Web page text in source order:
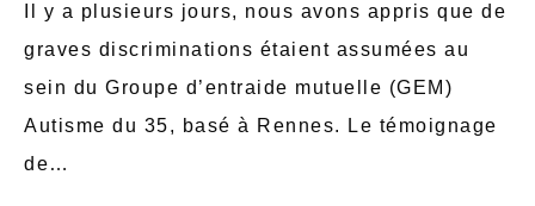
Il y a plusieurs jours, nous avons appris que de
graves discriminations étaient assumées au
sein du Groupe d’entraide mutuelle (GEM)
Autisme du 35, basé à Rennes. Le témoignage
de…